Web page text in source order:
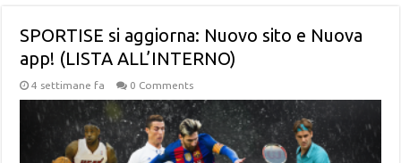
SPORTISE si aggiorna: Nuovo sito e Nuova
app! (LISTA ALL’INTERNO)
4 settimane fa 0 Comments